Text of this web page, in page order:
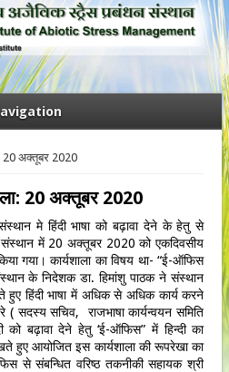
20 अक्तूबर 2020
20 अक्तूबर 2020
मे हिंदी भाषा को बढ़ावा देने के हेतु से
संस्थान में 20 अक्तूबर 2020 को एकदिवसीय
गया। कार्यशाला का विषय था- “ई-ऑफिस
के निदेशक डा. हिमांशु पाठक ने संस्थान
हुए हिंदी भाषा में अधिक से अधिक कार्य करने
( सदस्य सचिव, राजभाषा कार्यन्वयन समिति
को बढ़ावा देने हेतु ‘ई-ऑफिस” में हिन्दी का
हुए आयोजित इस कार्यशाला की रूपरेखा का
से संबन्धित वरिष्ठ तकनीकी सहायक श्री